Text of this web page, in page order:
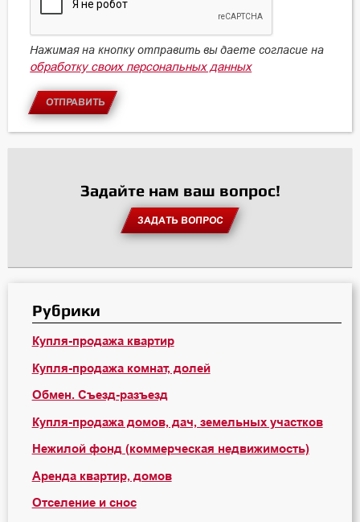
Нажимая на кнопку отправить вы даете согласие на
обработку своих персональных данных
ОТПРАВИТЬ
Задайте нам ваш вопрос!
ЗАДАТЬ ВОПРОС
Рубрики
Купля-продажа квартир
Купля-продажа комнат, долей
Обмен. Съезд-разъезд
Купля-продажа домов, дач, земельных участков
Нежилой фонд (коммерческая недвижимость)
Аренда квартир, домов
Отселение и снос